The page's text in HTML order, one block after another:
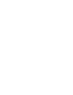
soporte de
un
lo que la